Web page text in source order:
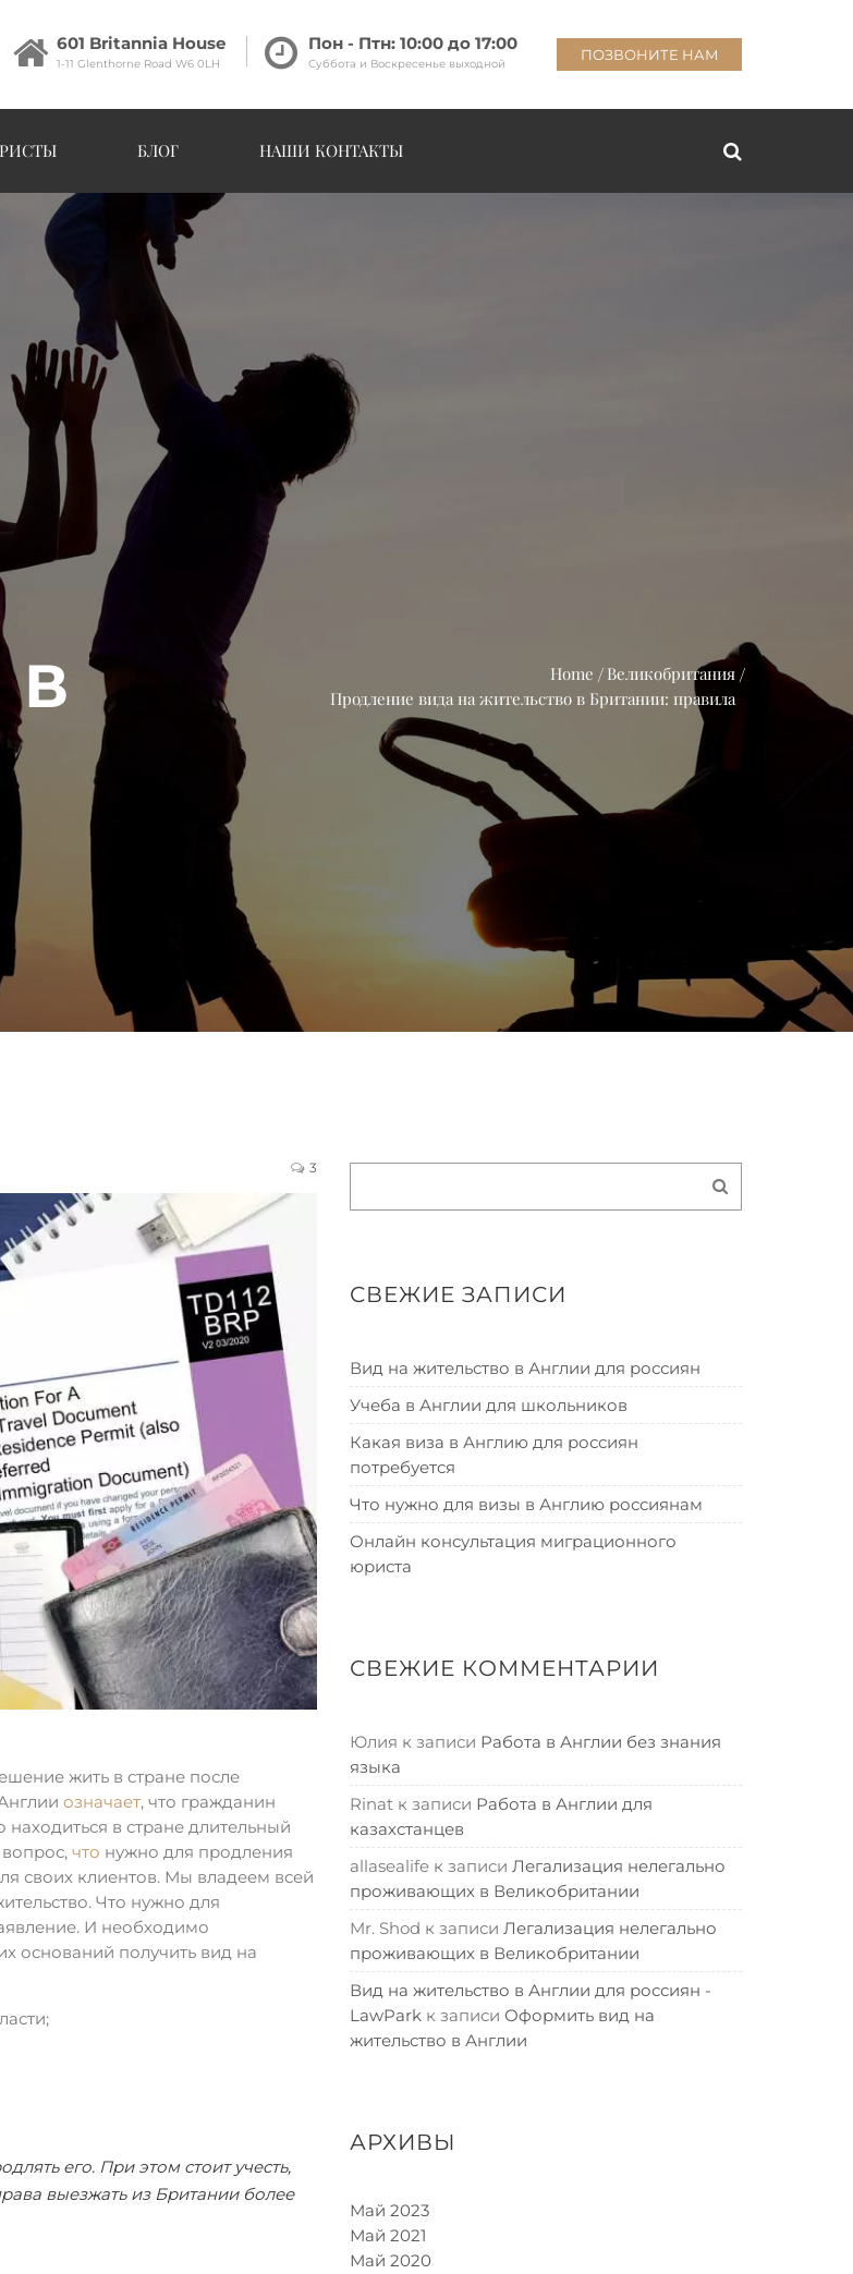
601 Britannia House
1-11 Glenthorne Road W6 0LH
Пон - Птн: 10:00 до 17:00
Суббота и Воскресенье выходной ПОЗВОНИТЕ НАМ
БЛОГ НАШИ КОНТАКТЫ
В
Home
Великобритания
Продление вида на жительство в Британии: правила
3
жить в стране после
означает, что гражданин
в стране длительный
что нужно для продления
своих клиентов. Мы владеем всей
Что нужно для
И необходимо
оснований получить вид на
его. При этом стоит учесть,
выезжать из Британии более
СВЕЖИЕ ЗАПИСИ
Вид на жительство в Англии для россиян
Учеба в Англии для школьников
Какая виза в Англию для россиян
потребуется
Что нужно для визы в Англию россиянам
Онлайн консультация миграционного
юриста
СВЕЖИЕ КОММЕНТАРИИ
Юлия к записи Работа в Англии без знания
языка
Rinat к записи Работа в Англии для
казахстанцев
allasealife к записи Легализация нелегально
проживающих в Великобритании
Mr. Shod к записи Легализация нелегально
проживающих в Великобритании
Вид на жительство в Англии для россиян -
LawPark к записи Оформить вид на
жительство в Англии
АРХИВЫ
Май 2023
Май 2021
Май 2020